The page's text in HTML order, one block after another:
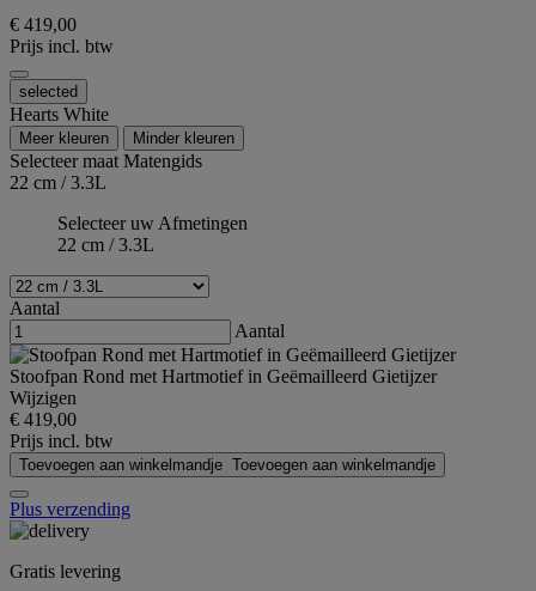
€ 419,00
Prijs incl. btw
selected
Hearts White
Meer kleuren Minder kleuren
Selecteer maatMatengids
22 cm / 3.3L
Selecteer uw Afmetingen
22 cm / 3.3L
Aantal
Aantal
Stoofpan Rond met Hartmotief in Geëmailleerd Gietijzer
Wijzigen
€ 419,00
Prijs incl. btw
Toevoegen aan winkelmandje Toevoegen aan winkelmandje
Plus verzending
Gratis levering